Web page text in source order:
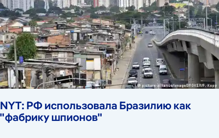
NYT: РФ использовала Бразилию как
"фабрику шпионов"